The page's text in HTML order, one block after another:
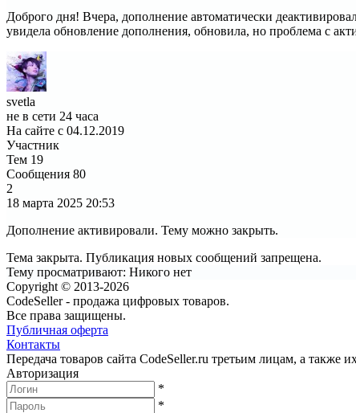
Доброго дня! Вчера, дополнение автоматически
увидела обновление дополнения, обновила, но проблема с
svetla
не в сети 24 часа
На сайте с 04.12.2019
Участник
Тем 19
Сообщения 80
2
18 марта 2025 20:53
Дополнение активировали. Тему можно закрыть.
Тема закрыта. Публикация новых сообщений запрещена.
Тему просматривают: Никого нет
Copyright © 2013-2026
CodeSeller - продажа цифровых товаров.
Все права защищены.
Публичная оферта
Контакты
Передача товаров сайта CodeSeller.ru третьим лицам, а также
Авторизация
*
*